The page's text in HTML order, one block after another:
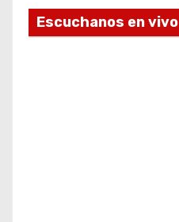
Escuchanos en vivo